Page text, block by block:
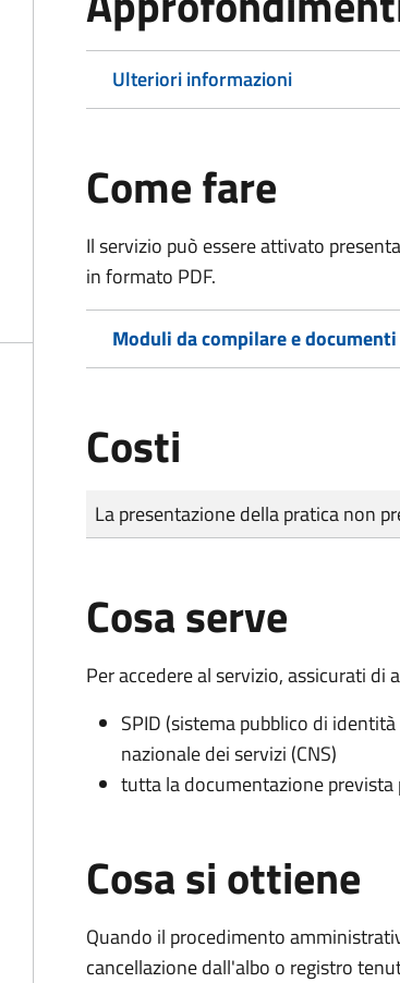
Ulteriori informazioni
Come fare
Il servizio può essere attivato
in formato PDF.
Moduli da compilare e
Costi
Tipo di pagamento
Importo
La presentazione della pratica non
Cosa serve
Per accedere al servizio, assicurati di
SPID (sistema pubblico di
nazionale dei servizi (CNS)
tutta la documentazione prevista
Cosa si ottiene
Quando il procedimento
cancellazione dall'albo o registro